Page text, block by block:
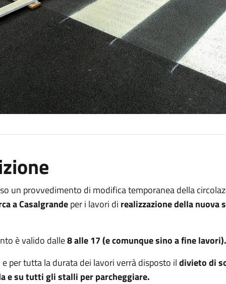
un provvedimento di modifica temporanea della
a Casalgrandeper i lavori di realizzazione della nuova
è valido dalle8 alle 17 (e comunque sino a fine lavori).
per tutta la durata dei lavori verrà disposto ildivieto di
e su tutti gli stalli per parcheggiare.